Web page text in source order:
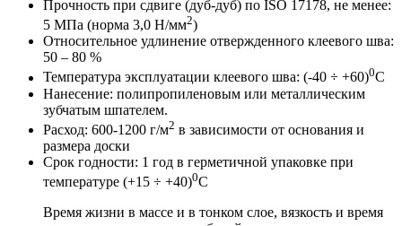
Прочность при сдвиге (дуб-дуб) по ISO 17178, не менее:
5 МПа (норма 3,0 Н/мм2)
Относительное удлинение отвержденного клеевого шва:
50 – 80 %
Температура эксплуатации клеевого шва: (-40 ÷ +60)0C
Нанесение: полипропиленовым или металлическим
зубчатым шпателем.
Расход: 600-1200 г/м2 в зависимости от основания и
размера доски
Срок годности: 1 год в герметичной упаковке при
температуре (+15 ÷ +40)0C
Время жизни в массе и в тонком слое, вязкость и время